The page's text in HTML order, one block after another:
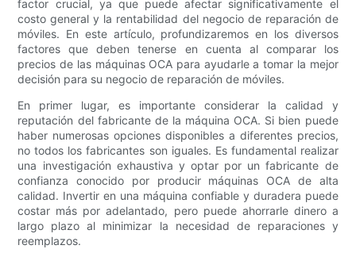
factor crucial, ya que puede afectar significativamente el
costo general y la rentabilidad del negocio de reparación de
móviles. En este artículo, profundizaremos en los diversos
factores que deben tenerse en cuenta al comparar los
precios de las máquinas OCA para ayudarle a tomar la mejor
decisión para su negocio de reparación de móviles.
En primer lugar, es importante considerar la calidad y
reputación del fabricante de la máquina OCA. Si bien puede
haber numerosas opciones disponibles a diferentes precios,
no todos los fabricantes son iguales. Es fundamental realizar
una investigación exhaustiva y optar por un fabricante de
confianza conocido por producir máquinas OCA de alta
calidad. Invertir en una máquina confiable y duradera puede
costar más por adelantado, pero puede ahorrarle dinero a
largo plazo al minimizar la necesidad de reparaciones y
reemplazos.